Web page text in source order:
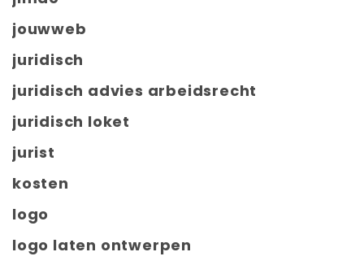
jouwweb
juridisch
juridisch advies arbeidsrecht
juridisch loket
jurist
kosten
logo
logo laten ontwerpen